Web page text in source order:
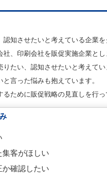
認知させたいと考えている企業
、印刷会社を販促実施企業とし
りたい、認知させたいと考えて
言った悩みも抱えています。
るために販促戦略の見直しを行
集客がほしい
か確認したい